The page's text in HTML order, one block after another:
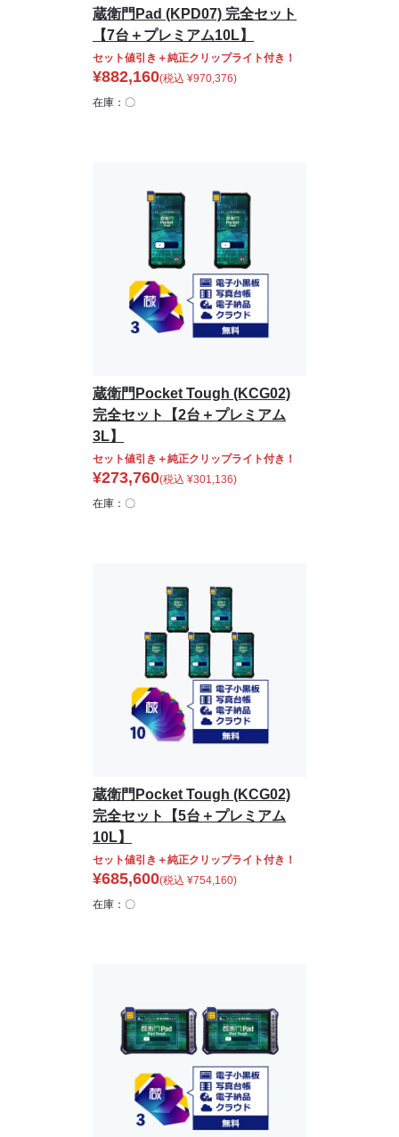
蔵衛門Pad (KPD07) 完全セット
【7台＋プレミアム10L】
セット値引き＋純正クリップライト付き！
¥882,160(税込 ¥970,376)
在庫：〇
蔵衛門Pocket Tough (KCG02)
完全セット【2台＋プレミアム
3L】
セット値引き＋純正クリップライト付き！
¥273,760(税込 ¥301,136)
在庫：〇
蔵衛門Pocket Tough (KCG02)
完全セット【5台＋プレミアム
10L】
セット値引き＋純正クリップライト付き！
¥685,600(税込 ¥754,160)
在庫：〇